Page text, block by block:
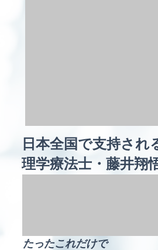
日本全国で支持され
理学療法士・藤井翔
たったこれだけで